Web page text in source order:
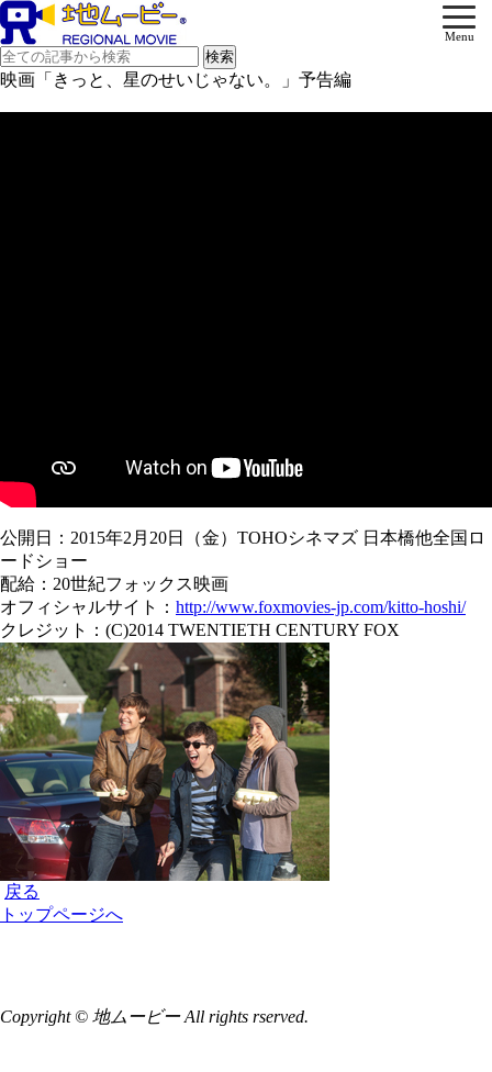
Menu
映画「きっと、星のせいじゃない。」予告編
公開日：2015年2月20日（金）TOHOシネマズ 日本橋他全国ロ
ードショー
配給：20世紀フォックス映画
オフィシャルサイト： http://www.foxmovies-jp.com/kitto-hoshi/
クレジット：(C)2014 TWENTIETH CENTURY FOX
戻る
トップページへ
Copyright © 地ムービー All rights rserved.